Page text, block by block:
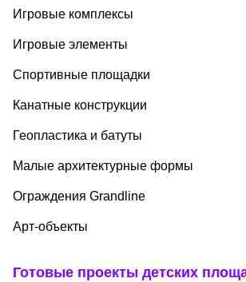
Игровые комплексы
Игровые элементы
Спортивные площадки
Канатные конструкции
Геопластика и батуты
Малые архитектурные формы
Ограждения Grandline
Арт-объекты
Готовые проекты детских